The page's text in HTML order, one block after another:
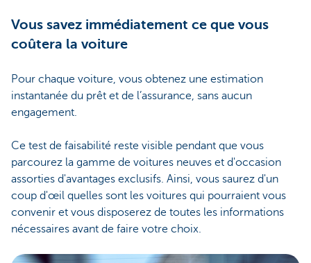
Vous savez immédiatement ce que vous
coûtera la voiture
Pour chaque voiture, vous obtenez une estimation
instantanée du prêt et de l’assurance, sans aucun
engagement.
Ce test de faisabilité reste visible pendant que vous
parcourez la gamme de voitures neuves et d'occasion
assorties d'avantages exclusifs. Ainsi, vous saurez d'un
coup d'œil quelles sont les voitures qui pourraient vous
convenir et vous disposerez de toutes les informations
nécessaires avant de faire votre choix.